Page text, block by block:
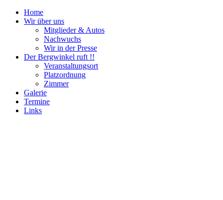
Home
Wir über uns
Mitglieder & Autos
Nachwuchs
Wir in der Presse
Der Bergwinkel ruft !!
Veranstaltungsort
Platzordnung
Zimmer
Galerie
Termine
Links